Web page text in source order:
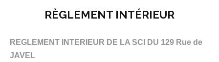
principal
RÈGLEMENT INTÉRIEUR
REGLEMENT INTERIEUR DE LA SCI DU 129 Rue de
JAVEL